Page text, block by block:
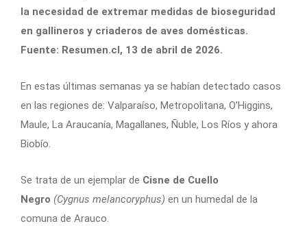
la necesidad de extremar medidas de bioseguridad
en gallineros y criaderos de aves domésticas.
Fuente: Resumen.cl, 13 de abril de 2026.
En estas últimas semanas ya se habían detectado casos
en las regiones de: Valparaíso, Metropolitana, O’Higgins,
Maule, La Araucanía, Magallanes, Ñuble, Los Ríos y ahora
Biobío.
Se trata de un ejemplar de Cisne de Cuello
Negro (Cygnus melancoryphus) en un humedal de la
comuna de Arauco.